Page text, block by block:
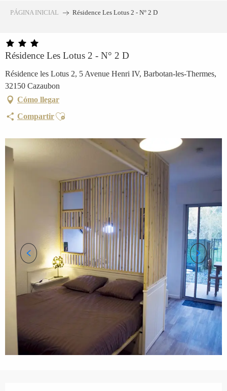
principal
PÁGINA INICIAL Résidence Les Lotus 2 - N° 2 D
Résidence Les Lotus 2 - N° 2 D
Résidence les Lotus 2, 5 Avenue Henri IV, Barbotan-les-Thermes,
32150 Cazaubon
Cómo llegar
CompartirAjouter aux favoris